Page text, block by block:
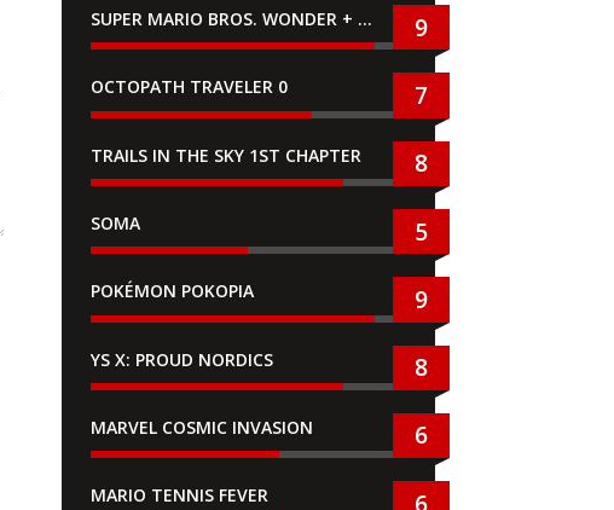
SUPER MARIO BROS. WONDER + GEMEINSAM IM BELLABEL-PARK 9
OCTOPATH TRAVELER 0 7
TRAILS IN THE SKY 1ST CHAPTER 8
SOMA 5
POKÉMON POKOPIA 9
YS X: PROUD NORDICS 8
MARVEL COSMIC INVASION 6
MARIO TENNIS FEVER 6